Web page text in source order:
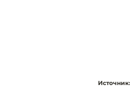
Источник: